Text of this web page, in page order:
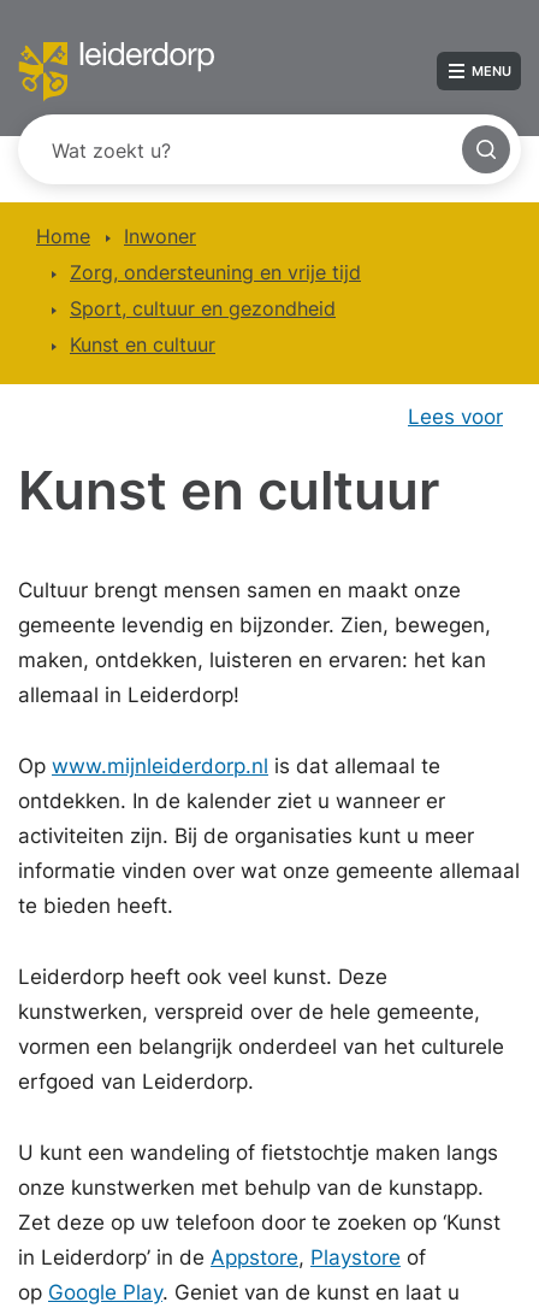
MENU
Home
Inwoner
Zorg, ondersteuning en vrije tijd
Sport, cultuur en gezondheid
Kunst en cultuur
Lees voor
Kunst en cultuur
Cultuur brengt mensen samen en maakt onze
gemeente levendig en bijzonder. Zien, bewegen,
maken, ontdekken, luisteren en ervaren: het kan
allemaal in Leiderdorp!
Op www.mijnleiderdorp.nl is dat allemaal te
ontdekken. In de kalender ziet u wanneer er
activiteiten zijn. Bij de organisaties kunt u meer
informatie vinden over wat onze gemeente allemaal
te bieden heeft.
Leiderdorp heeft ook veel kunst. Deze
kunstwerken, verspreid over de hele gemeente,
vormen een belangrijk onderdeel van het culturele
erfgoed van Leiderdorp.
U kunt een wandeling of fietstochtje maken langs
onze kunstwerken met behulp van de kunstapp.
Zet deze op uw telefoon door te zoeken op ‘Kunst
in Leiderdorp’ in de Appstore, Playstore of
op Google Play. Geniet van de kunst en laat u